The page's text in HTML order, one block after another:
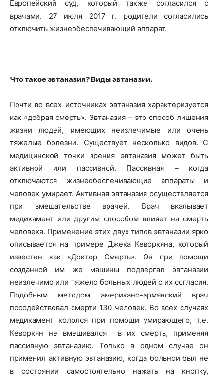
Европейский суд, который также согласился с
врачами. 27 июля 2017 г. родители согласились
отключить жизнеобеспечивающий аппарат.
Что такое эвтаназия? Виды эвтаназии.
Почти во всех источниках эвтаназия характеризуется
как «добрая смерть». Эвтаназия – это способ лишения
жизни людей, имеющих неизлечимые или очень
тяжелые болезни. Существует несколько видов. С
медицинской точки зрения эвтаназия может быть
активной или пассивной. Пассивная – когда
отключаются жизнеобеспечивающие аппараты и
человек умирает. Активная эвтаназия осуществляется
при вмешательстве врачей. Врач вкалывает
медикамент или другим способом влияет на смерть
человека. Применение этих двух типов эвтаназии ярко
описывается на примере Джека Кеворкяна, который
известен как «Доктор Смерть». Он при помощи
созданной им же машины подвергал эвтаназии
неизлечимо или тяжело больных людей с их согласия.
Подобным методом американо-армянский врач
посодействовал смерти 130 человек. Во всех случаях
медикамент кололся при помощи умирающего, т.е.
Кеворкян не вмешивался в их смерть, применяя
пассивную эвтаназию. Только в одном случае он
применил активную эвтаназию, когда больной был не
в состоянии самостоятельно нажать на кнопку,